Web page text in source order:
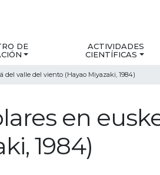
DE
ACTIVIDADES
CIENTÍFICAS
del valle del viento (Hayao Miyazaki, 1984)
en
1984)